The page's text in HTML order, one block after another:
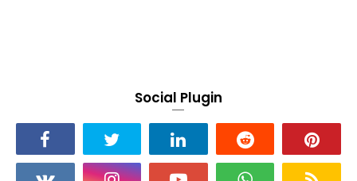
Social Plugin